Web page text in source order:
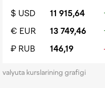
$ USD 11 915,64
€ EUR
13 749,46
₽ RUB
146,19
valyuta kurslarining grafigi